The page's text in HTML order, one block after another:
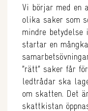
Vi börjar med en
olika saker som
mindre betydelse
startar en
”rätt” saker får
ledtrådar ska
om skatten. Det
skattkistan